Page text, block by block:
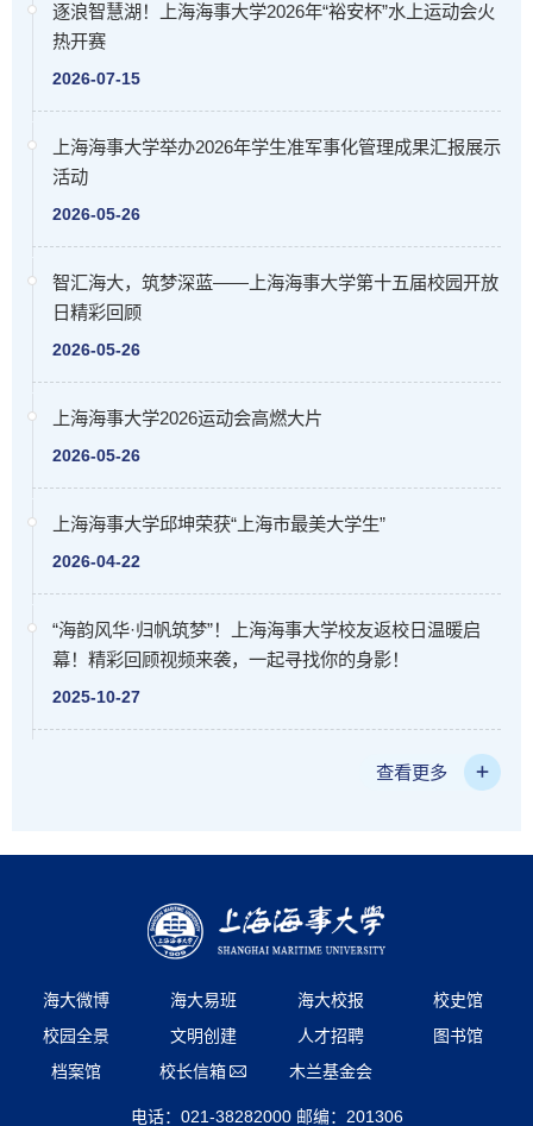
逐浪智慧湖！上海海事大学2026年“裕安杯”水上运动会火
热开赛
2026-07-15
上海海事大学举办2026年学生准军事化管理成果汇报展示
活动
2026-05-26
智汇海大，筑梦深蓝——上海海事大学第十五届校园开放
日精彩回顾
2026-05-26
上海海事大学2026运动会高燃大片
2026-05-26
上海海事大学邱坤荣获“上海市最美大学生”
2026-04-22
“海韵风华·归帆筑梦”！上海海事大学校友返校日温暖启
幕！精彩回顾视频来袭，一起寻找你的身影！
2025-10-27
查看更多
海大微博 海大易班 海大校报
校史馆
校园全景
文明创建 人才招聘
图书馆
档案馆
校长信箱 木兰基金会
电话：021-38282000 邮编：201306